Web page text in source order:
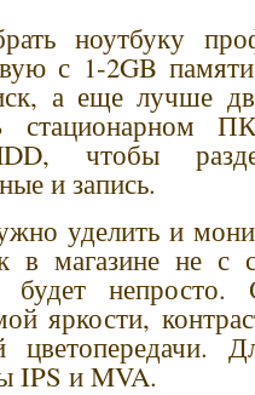
ноутбуку
с 1-2GB
а еще лучше
ПК
чтобы
и запись.
уделить и
в магазине не с
будет
яркости,
цветопередачи.
IPS и MVA.